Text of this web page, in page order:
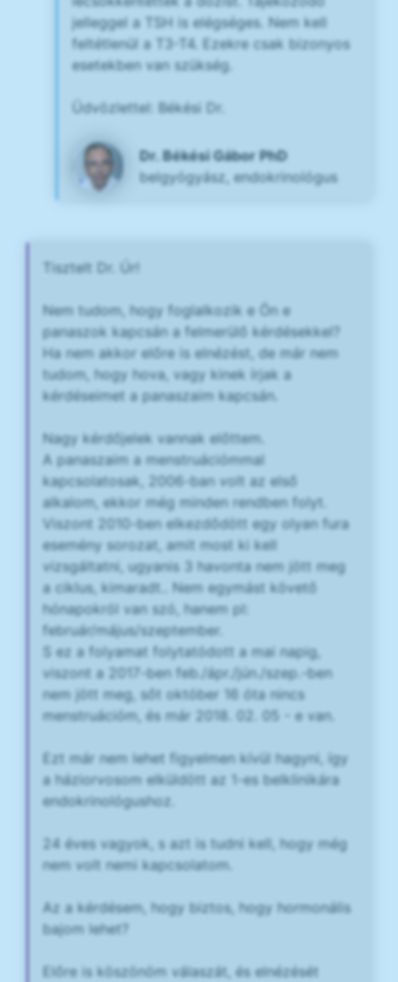
jelleggel a TSH is elégséges. Nem kell
feltétlenül a T3-T4. Ezekre csak bizonyos
esetekben van szükség.
Üdvözlettel: Békési Dr.
Dr. Békési Gábor PhD
belgyógyász, endokrinológus
Tisztelt Dr. Úr!
Nem tudom, hogy foglalkozik e Ön e
panaszok kapcsán a felmerülő kérdésekkel?
Ha nem akkor előre is elnézést, de már nem
tudom, hogy hova, vagy kinek írjak a
kérdéseimet a panaszaim kapcsán.
Nagy kérdőjelek vannak előttem.
A panaszaim a menstruációmmal
kapcsolatosak, 2006-ban volt az első
alkalom, ekkor még minden rendben folyt.
Viszont 2010-ben elkezdődött egy olyan fura
esemény sorozat, amit most ki kell
vizsgáltatni, ugyanis 3 havonta nem jött meg
a ciklus, kimaradt.. Nem egymást követő
hónapokról van szó, hanem pl:
február/május/szeptember.
S ez a folyamat folytatódott a mai napig,
viszont a 2017-ben feb./ápr./jún./szep.-ben
nem jött meg, sőt október 16 óta nincs
menstruációm, és már 2018. 02. 05 - e van.
Ezt már nem lehet figyelmen kívül hagyni, így
a háziorvosom elküldött az 1-es belklinikára
endokrinológushoz.
24 éves vagyok, s azt is tudni kell, hogy még
nem volt nemi kapcsolatom.
Az a kérdésem, hogy biztos, hogy hormonális
bajom lehet?
Előre is köszönöm válaszát, és elnézését